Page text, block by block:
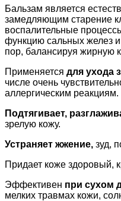
Бальзам является
замедляющим старение
воспалительные
функцию сальных желез
пор, балансируя жирную
Применяется для ухода
числе очень
аллергическим реакциям.
Подтягивает,
зрелую кожу.
Устраняет жжение, зуд,
Придает коже здоровый,
Эффективен при сухом
мелких травмах кожи,